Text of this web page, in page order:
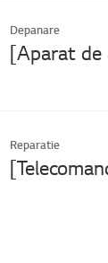
Depanare
Reparatie